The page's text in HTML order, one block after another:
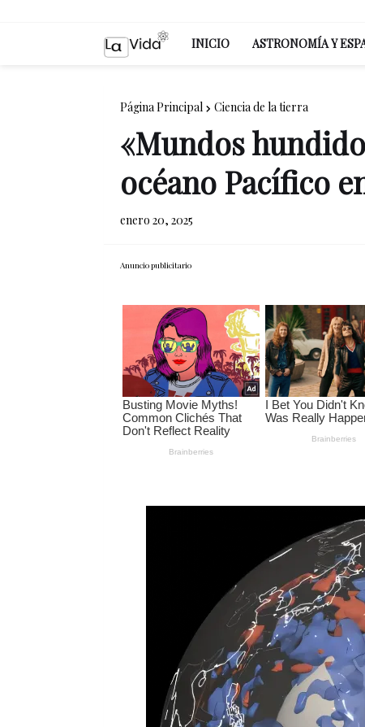
INICIO ASTRONOMÍA Y
Página Principal Ciencia de la tierra
«Mundos
océano Pacífico
enero 20, 2025
Anuncio publicitario